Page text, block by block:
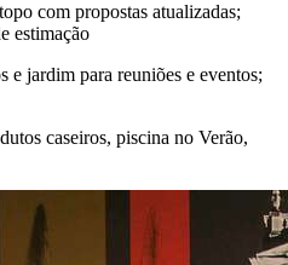
com propostas atualizadas;
estimação
e jardim para reuniões e eventos;
caseiros, piscina no Verão,